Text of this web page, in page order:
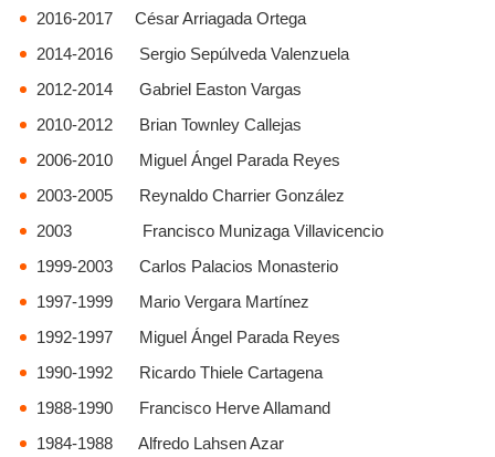
2016-2017 César Arriagada Ortega
2014-2016 Sergio Sepúlveda Valenzuela
2012-2014 Gabriel Easton Vargas
2010-2012 Brian Townley Callejas
2006-2010 Miguel Ángel Parada Reyes
2003-2005 Reynaldo Charrier González
2003 Francisco Munizaga Villavicencio
1999-2003 Carlos Palacios Monasterio
1997-1999 Mario Vergara Martínez
1992-1997 Miguel Ángel Parada Reyes
1990-1992 Ricardo Thiele Cartagena
1988-1990 Francisco Herve Allamand
1984-1988 Alfredo Lahsen Azar